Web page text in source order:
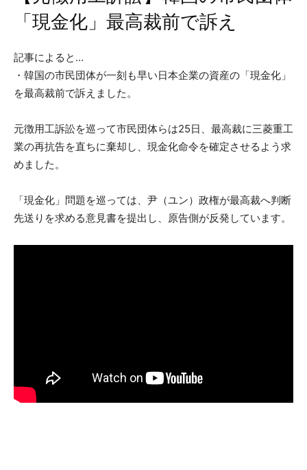
「現金化」最高裁前で訴え
記事によると…
・韓国の市民団体が一刻も早い日本企業の資産の「現金化」
を最高裁前で訴えました。
元徴用工訴訟を巡って市民団体らは25日、最高裁に三菱重工
業の再抗告を直ちに棄却し、現金化命令を確定させるよう求
めました。
「現金化」問題を巡っては、尹（ユン）政権が最高裁へ判断
先送りを求める意見書を提出し、原告側が反発しています。